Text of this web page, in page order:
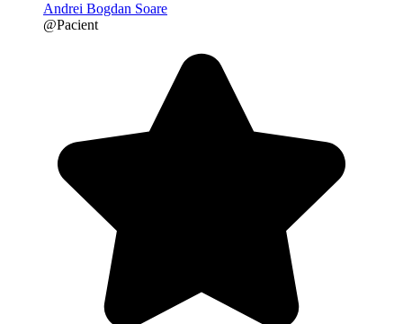
Andrei Bogdan Soare
@Pacient